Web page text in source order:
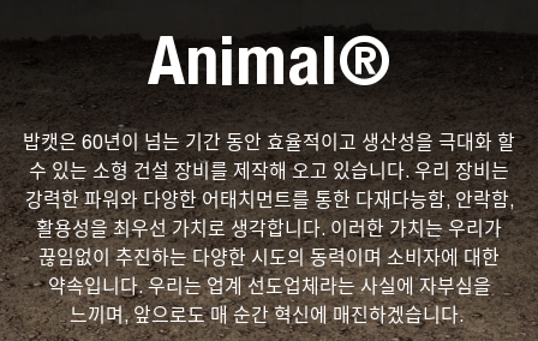
Animal®
밥캣은 60년이 넘는 기간 동안 효율적이고 생산성을 극대화 할
수 있는 소형 건설 장비를 제작해 오고 있습니다. 우리 장비는
강력한 파워와 다양한 어태치먼트를 통한 다재다능함, 안락함,
활용성을 최우선 가치로 생각합니다. 이러한 가치는 우리가
끊임없이 추진하는 다양한 시도의 동력이며 소비자에 대한
약속입니다. 우리는 업계 선도업체라는 사실에 자부심을
느끼며, 앞으로도 매 순간 혁신에 매진하겠습니다.